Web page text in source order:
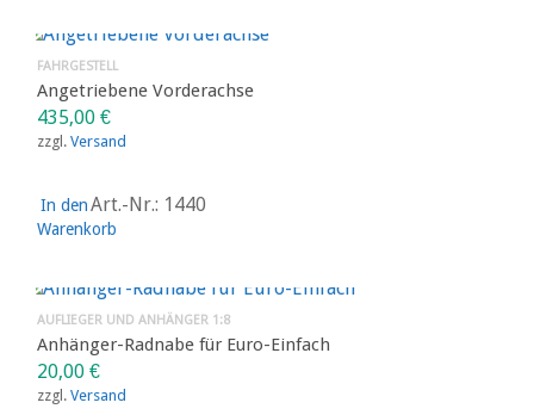
FAHRGESTELL
Angetriebene Vorderachse
435,00 €
zzgl. Versand
In den
Warenkorb
Art.-Nr.: 1440
AUFLIEGER UND ANHÄNGER 1:8
Anhänger-Radnabe für Euro-Einfach
20,00 €
zzgl. Versand